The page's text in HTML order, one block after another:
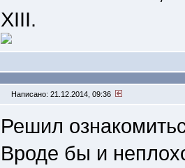
XIII.
Написано: 21.12.2014, 09:36
Решил
Вроде бы и